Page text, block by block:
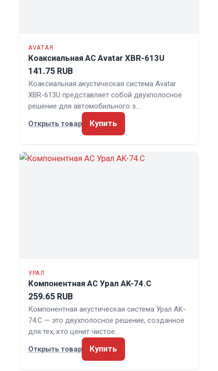
AVATAR
Коаксиальная АС Avatar XBR-613U
141.75 RUB
Коаксиальная акустическая система Avatar
XBR-613U представляет собой двухполосное
решение для автомобильного з…
Открыть товар
Купить
УРАЛ
Компонентная АС Урал AK-74.C
259.65 RUB
Компонентная акустическая система Урал AK-
74.C — это двухполосное решение, созданное
для тех, кто ценит чистое…
Открыть товар
Купить